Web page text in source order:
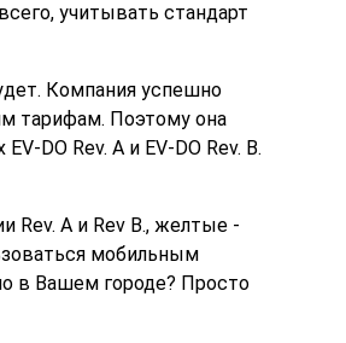
учитывать стандарт
Компания успешно
тарифам. Поэтому она
DO Rev. A и EV-DO Rev. В.
A и Rev B., желтые -
мобильным
в Вашем городе? Просто